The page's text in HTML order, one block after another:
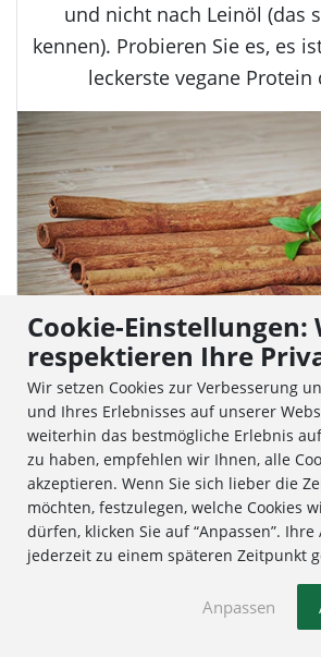
und nicht nach Leinöl (das
kennen). Probieren Sie es, es
leckerste vegane Protein
10. Zimtpulver
Zimt hilft unter
Verdauungsbeschwerden,
Völlegefühlen. Der
süßlich und eignet sich
Verfeinern von (Nach-
Cookie-Einstellungen:
respektieren Ihre
Wir setzen Cookies zur Verbesserung
und Ihres Erlebnisses auf unserer
weiterhin das bestmögliche Erlebnis
zu haben, empfehlen wir Ihnen, alle
akzeptieren. Wenn Sie sich lieber die
möchten, festzulegen, welche Cookies
dürfen, klicken Sie auf “Anpassen”.
jederzeit zu einem späteren Zeitpunkt
Anpassen